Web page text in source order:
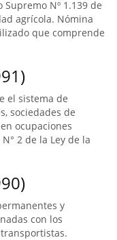
Nº 1.139 de
agrícola. Nómina
que comprende
el sistema de
sociedades de
ocupaciones
2 de la Ley de la
y
con los